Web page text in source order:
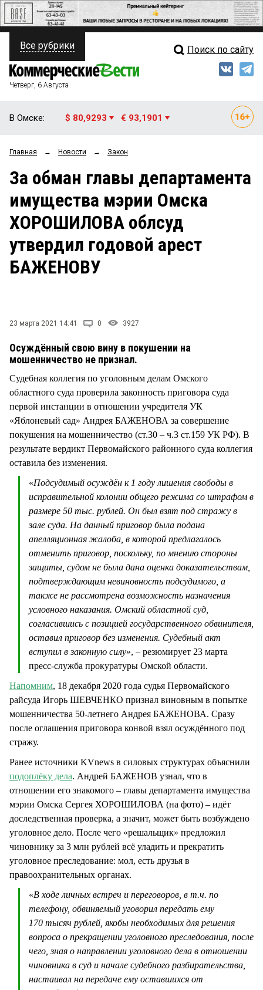
ПОЛИТИКА
ФИНАНСЫ
ОБЩЕСТВО
ЗАКОН
НОВОСТИ КОМПАНИЙ
СТИЛЬ ЖИЗНИ
Свежий выпуск
Рейтинги
Блоги
Архив
Все рубрики Поиск по сайту
Четверг, 6 Августа
В Омске: $ 80,9293 € 93,1901
Главная → Новости → Закон
За обман главы департамента
имущества мэрии Омска
ХОРОШИЛОВА облсуд
утвердил годовой арест
БАЖЕНОВУ
23 марта 2021 14:41 0 3927
Осуждённый свою вину в покушении на
мошенничество не признал.
Судебная коллегия по уголовным делам Омского
областного суда проверила законность приговора суда
первой инстанции в отношении учредителя УК
«Яблоневый сад» Андрея БАЖЕНОВА за совершение
покушения на мошенничество (ст.30 – ч.3 ст.159 УК РФ). В
результате вердикт Первомайского районного суда коллегия
оставила без изменения.
«Подсудимый осуждён к 1 году лишения свободы в
исправительной колонии общего режима со штрафом в
размере 50 тыс. рублей. Он был взят под стражу в
зале суда. На данный приговор была подана
апелляционная жалоба, в которой предлагалось
отменить приговор, поскольку, по мнению стороны
защиты, судом не была дана оценка доказательствам,
подтверждающим невиновность подсудимого, а
также не рассмотрена возможность назначения
условного наказания. Омский областной суд,
согласившись с позицией государственного обвинителя,
оставил приговор без изменения. Судебный акт
вступил в законную силу», – резюмирует 23 марта
пресс-служба прокуратуры Омской области.
Напомним, 18 декабря 2020 года судья Первомайского
райсуда Игорь ШЕВЧЕНКО признал виновным в попытке
мошенничества 50-летнего Андрея БАЖЕНОВА. Сразу
после оглашения приговора конвой взял осуждённого под
стражу.
Ранее источники KVnews в силовых структурах объяснили
подоплёку дела. Андрей БАЖЕНОВ узнал, что в
отношении его знакомого – главы департамента имущества
мэрии Омска Сергея ХОРОШИЛОВА (на фото) – идёт
доследственная проверка, а значит, может быть возбуждено
уголовное дело. После чего «решальщик» предложил
чиновнику за 3 млн рублей всё уладить и прекратить
уголовное преследование: мол, есть друзья в
правоохранительных органах.
«В ходе личных встреч и переговоров, в т.ч. по
телефону, обвиняемый уговорил передать ему
170 тысяч рублей, якобы необходимых для решения
вопроса о прекращении уголовного преследования, после
чего, зная о направлении уголовного дела в отношении
чиновника в суд и начале судебного разбирательства,
настаивал на передаче ему оставшихся от